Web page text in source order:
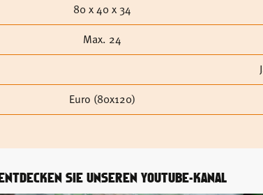
80 x 40 x 34
Max. 24
Euro (80x120)
ENTDECKEN SIE UNSEREN YOUTUBE-KANAL